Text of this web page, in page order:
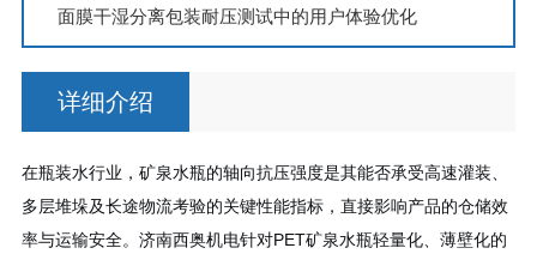
面膜干湿分离包装耐压测试中的用户体验优化
详细介绍
在瓶装水行业，矿泉水瓶的轴向抗压强度是其能否承受高速灌装、
多层堆垛及长途物流考验的关键性能指标，直接影响产品的仓储效
率与运输安全。济南西奥机电针对PET矿泉水瓶轻量化、薄壁化的